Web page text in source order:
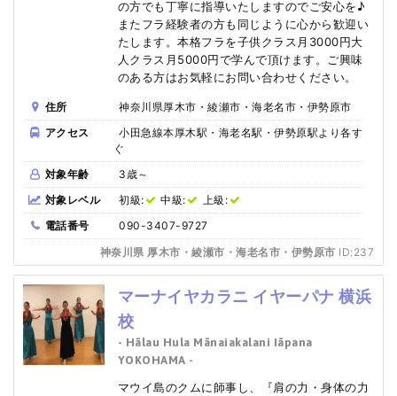
の方でも丁寧に指導いたしますのでご安心を♪
またフラ経験者の方も同じように心から歓迎い
たします。本格フラを子供クラス月3000円大
人クラス月5000円で学んで頂けます。ご興味
のある方はお気軽にお問い合わせください。
住所
神奈川県厚木市・綾瀬市・海老名市・伊勢原市
アクセス
小田急線本厚木駅・海老名駅・伊勢原駅より各す
ぐ
対象年齢
3歳～
対象レベル
初級: 中級:
上級:
電話番号
090-3407-9727
神奈川県 厚木市・綾瀬市・海老名市・伊勢原市 ID:237
マーナイヤカラニ イヤーパナ 横浜
校
- Hālau Hula Mānaiakalani Iāpana
YOKOHAMA -
マウイ島のクムに師事し、『肩の力・身体の力